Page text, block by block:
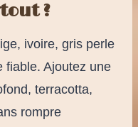
?
ivoire, gris perle
fiable. Ajoutez une
terracotta,
rompre